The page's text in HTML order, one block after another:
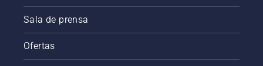
Sala de prensa
Ofertas